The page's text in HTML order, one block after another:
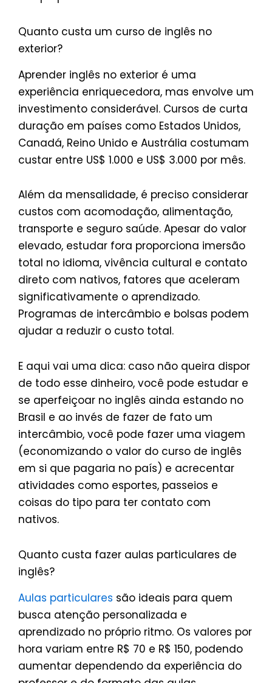
Quanto custa um curso de inglês no
exterior?
Aprender inglês no exterior é uma
experiência enriquecedora, mas envolve um
investimento considerável. Cursos de curta
duração em países como Estados Unidos,
Canadá, Reino Unido e Austrália costumam
custar entre US$ 1.000 e US$ 3.000 por mês.
Além da mensalidade, é preciso considerar
custos com acomodação, alimentação,
transporte e seguro saúde. Apesar do valor
elevado, estudar fora proporciona imersão
total no idioma, vivência cultural e contato
direto com nativos, fatores que aceleram
significativamente o aprendizado.
Programas de intercâmbio e bolsas podem
ajudar a reduzir o custo total.
E aqui vai uma dica: caso não queira dispor
de todo esse dinheiro, você pode estudar e
se aperfeiçoar no inglês ainda estando no
Brasil e ao invés de fazer de fato um
intercâmbio, você pode fazer uma viagem
(economizando o valor do curso de inglês
em si que pagaria no país) e acrecentar
atividades como esportes, passeios e
coisas do tipo para ter contato com
nativos.
Quanto custa fazer aulas particulares de
inglês?
Aulas particulares são ideais para quem
busca atenção personalizada e
aprendizado no próprio ritmo. Os valores por
hora variam entre R$ 70 e R$ 150, podendo
aumentar dependendo da experiência do